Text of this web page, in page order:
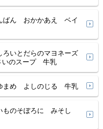
ばん おかかあえ ベイ
いとだらのマヨネーズ
のスープ 牛乳
まめ よしのじる 牛乳
のそぼろに みそし